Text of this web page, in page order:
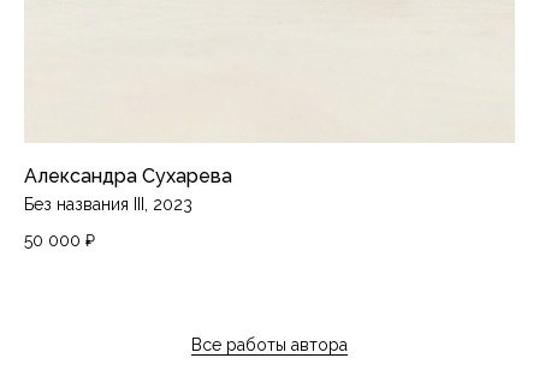
Александра Сухарева
Без названия III, 2023
50 000 ₽
Все работы автора